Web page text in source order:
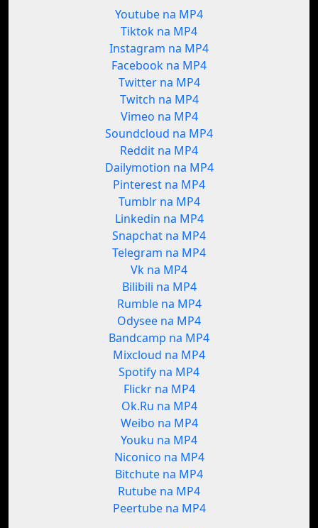
Youtube na MP4
Tiktok na MP4
Instagram na MP4
Facebook na MP4
Twitter na MP4
Twitch na MP4
Vimeo na MP4
Soundcloud na MP4
Reddit na MP4
Dailymotion na MP4
Pinterest na MP4
Tumblr na MP4
Linkedin na MP4
Snapchat na MP4
Telegram na MP4
Vk na MP4
Bilibili na MP4
Rumble na MP4
Odysee na MP4
Bandcamp na MP4
Mixcloud na MP4
Spotify na MP4
Flickr na MP4
Ok.Ru na MP4
Weibo na MP4
Youku na MP4
Niconico na MP4
Bitchute na MP4
Rutube na MP4
Peertube na MP4